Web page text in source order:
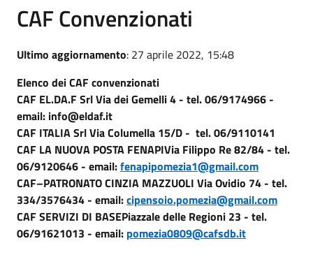
CAF Convenzionati
Ultimo aggiornamento: 27 aprile 2022, 15:48
Elenco dei CAF convenzionati
CAF EL.DA.F Srl Via dei Gemelli 4 - tel. 06/9174966 -
email: info@eldaf.it
CAF ITALIA Srl Via Columella 15/D - tel. 06/9110141
CAF LA NUOVA POSTA FENAPIVia Filippo Re 82/84 - tel.
06/9120646 - email:fenapipomezia1@gmail.com
CAF–PATRONATO CINZIA MAZZUOLI Via Ovidio 74 - tel.
334/3576434 - email:cipensoio.pomezia@gmail.com
CAF SERVIZI DI BASEPiazzale delle Regioni 23 - tel.
06/91621013 - email: pomezia0809@cafsdb.it